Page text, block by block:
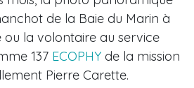
de la Baie du Marin à
la volontaire au service
137 ECOPHY de la mission
Pierre Carette.